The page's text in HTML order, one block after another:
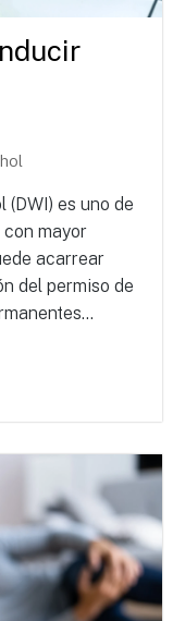
es uno de
mayor
acarrear
del permiso de